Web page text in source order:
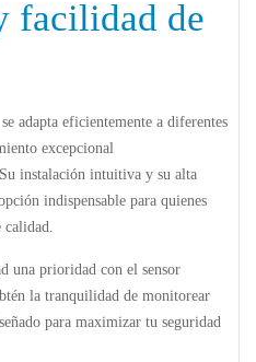
facilidad de
adapta eficientemente a diferentes
excepcional
instalación intuitiva y su alta
indispensable para quienes
una prioridad con el sensor
la tranquilidad de monitorear
para maximizar tu seguridad